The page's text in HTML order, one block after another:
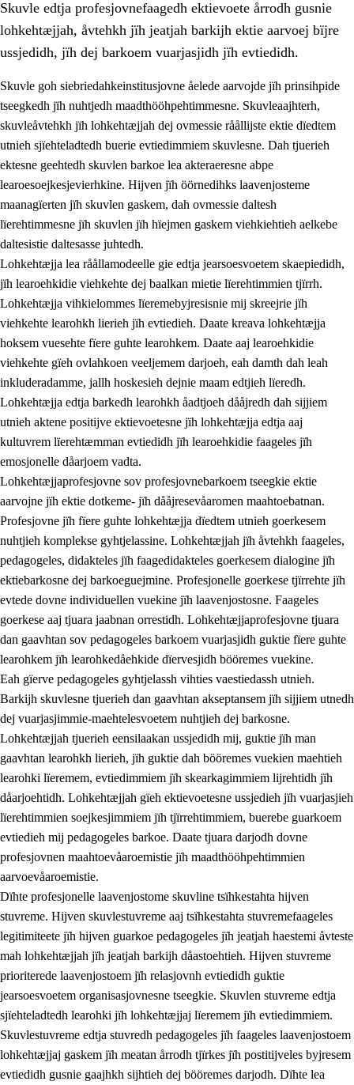
3. Prinsihph skuvlen rïektesisnie
3.1 Feerhmeles lïeremebyjrese
3.2 Ööhpehtimmie jïh sjïehtedamme lïerehtimmie
3.3 Gåetie jïh skuvle laavenjostoeh
3.4 Lïerehtimmie learoesïeltesne jïh barkoejielemisnie
3.5 Profesjonsektievoete jïh skuvleevtiedimmie
Skuvle edtja profesjovnefaagedh ektievoete årrodh gusnie
lohkehtæjjah, åvtehkh jïh jeatjah barkijh ektie aarvoej bïjre
ussjedidh, jïh dej barkoem vuarjasjidh jïh evtiedidh.
Skuvle goh siebriedahkeinstitusjovne åelede aarvojde jïh prinsihpide
tseegkedh jïh nuhtjedh maadthööhpehtimmesne. Skuvleaajhterh,
skuvleåvtehkh jïh lohkehtæjjah dej ovmessie råållijste ektie dïedtem
utnieh sjïehteladtedh buerie evtiedimmiem skuvlesne. Dah tjuerieh
ektesne geehtedh skuvlen barkoe lea akteraeresne abpe
learoesoejkesjevierhkine. Hijven jïh öörnedihks laavenjosteme
maanagïerten jïh skuvlen gaskem, dah ovmessie daltesh
lïerehtimmesne jïh skuvlen jïh hïejmen gaskem viehkiehtieh aelkebe
daltesistie daltesasse juhtedh.
Lohkehtæjja lea råållamodeelle gie edtja jearsoesvoetem skaepiedidh,
jïh learoehkidie viehkehte dej baalkan mietie lïerehtimmien tjïrrh.
Lohkehtæjja vihkielommes lïeremebyjresisnie mij skreejrie jïh
viehkehte learohkh lierieh jïh evtiedieh. Daate kreava lohkehtæjja
hoksem vuesehte fïere guhte learohkem. Daate aaj learoehkidie
viehkehte gïeh ovlahkoen veeljemem darjoeh, eah damth dah leah
inkluderadamme, jallh hoskesieh dejnie maam edtjieh lïeredh.
Lohkehtæjja edtja barkedh learohkh åadtjoeh dååjredh dah sijjiem
utnieh aktene positijve ektievoetesne jïh lohkehtæjja edtja aaj
kultuvrem lïerehtæmman evtiedidh jïh learoehkidie faageles jïh
emosjonelle dåarjoem vadta.
Lohkehtæjjaprofesjovne sov profesjovnebarkoem tseegkie ektie
aarvojne jïh ektie dotkeme- jïh dååjresevåaromen maahtoebatnan.
Profesjovne jïh fïere guhte lohkehtæjja dïedtem utnieh goerkesem
nuhtjieh komplekse gyhtjelassine. Lohkehtæjjah jïh åvtehkh faageles,
pedagogeles, didakteles jïh faagedidakteles goerkesem dialogine jïh
ektiebarkosne dej barkoeguejmine. Profesjonelle goerkese tjïrrehte jïh
evtede dovne individuellen vuekine jïh laavenjostosne. Faageles
goerkese aaj tjuara jaabnan orrestidh. Lohkehtæjjaprofesjovne tjuara
dan gaavhtan sov pedagogeles barkoem vuarjasjidh guktie fïere guhte
learohkem jïh learohkedåehkide dïervesjidh bööremes vuekine.
Eah gïerve pedagogeles gyhtjelassh vihties vaestiedassh utnieh.
Barkijh skuvlesne tjuerieh dan gaavhtan akseptansem jïh sijjiem utnedh
dej vuarjasjimmie-maehtelesvoetem nuhtjieh dej barkosne.
Lohkehtæjjah tjuerieh eensilaakan ussjedidh mij, guktie jïh man
gaavhtan learohkh lierieh, jïh guktie dah bööremes vuekien maehtieh
learohki lïeremem, evtiedimmiem jïh skearkagimmiem lijrehtidh jïh
dåarjoehtidh. Lohkehtæjjah gïeh ektievoetesne ussjedieh jïh vuarjasjieh
lïerehtimmien soejkesjimmiem jïh tjïrrehtimmiem, buerebe guarkoem
evtiedieh mij pedagogeles barkoe. Daate tjuara darjodh dovne
profesjovnen maahtoevåaroemistie jïh maadthööhpehtimmien
aarvoevåaroemistie.
Dïhte profesjonelle laavenjostome skuvline tsïhkestahta hijven
stuvreme. Hijven skuvlestuvreme aaj tsïhkestahta stuvremefaageles
legitimiteete jïh hijven guarkoe pedagogeles jïh jeatjah haestemi åvteste
mah lohkehtæjjah jïh jeatjah barkijh dåastoehtieh. Hijven stuvreme
prioriterede laavenjostoem jïh relasjovnh evtiedidh guktie
jearsoesvoetem organisasjovnesne tseegkie. Skuvlen stuvreme edtja
sjïehteladtedh learohki jïh lohkehtæjjaj lïeremem jïh evtiedimmiem.
Skuvlestuvreme edtja stuvredh pedagogeles jïh faageles laavenjostoem
lohkehtæjjaj gaskem jïh meatan årrodh tjïrkes jïh postitijveles byjresem
evtiedidh gusnie gaajhkh sijhtieh dej bööremes darjodh. Dïhte lea